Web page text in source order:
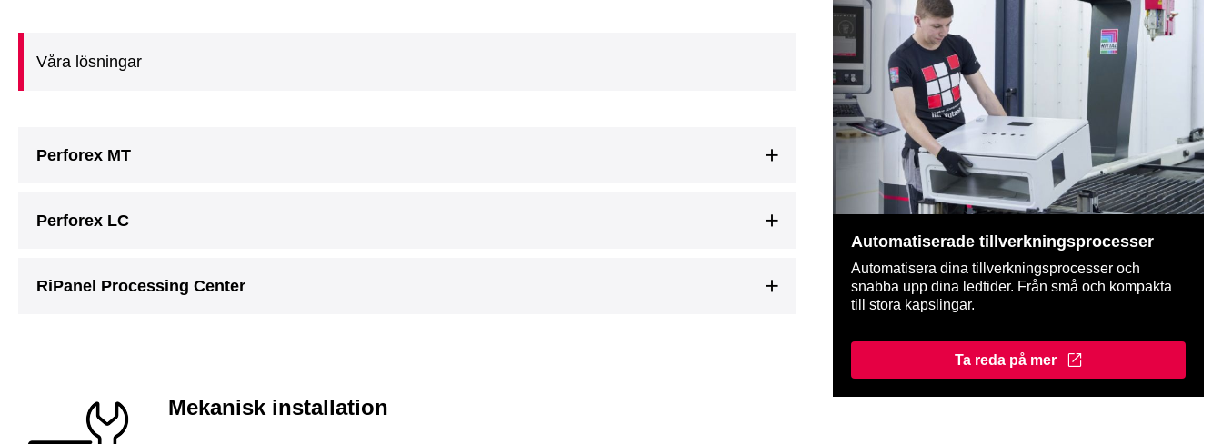
Våra lösningar
Perforex MT
Perforex LC
RiPanel Processing Center
Mekanisk installation
Automatiserade tillverkningsprocesser
Automatisera dina tillverkningsprocesser och
snabba upp dina ledtider. Från små och kompakta
till stora kapslingar.
Ta reda på mer